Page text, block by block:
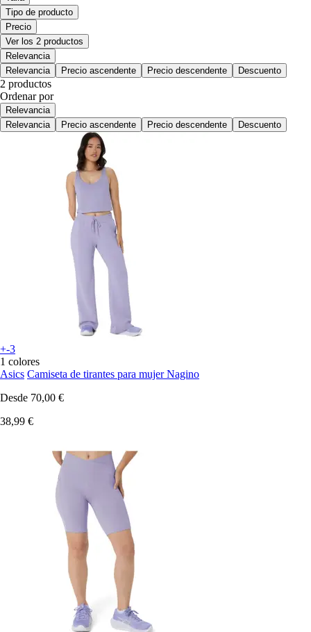
Tipo de producto
Precio
Ver los 2 productos
Relevancia
Relevancia
Precio ascendente Precio descendente Descuento
2 productos
Ordenar por
Relevancia
Relevancia
Precio ascendente Precio descendente Descuento
+-3
1 colores
Asics Camiseta de tirantes para mujer Nagino
Desde 70,00 €
38,99 €